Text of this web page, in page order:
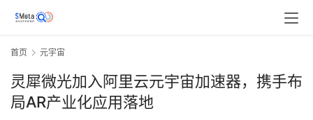
首页 元宇宙
灵犀微光加入阿里云元宇宙加速器，携手布
局AR产业化应用落地